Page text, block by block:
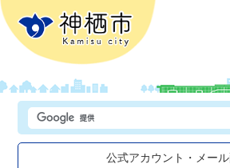
公式アカウント・メー